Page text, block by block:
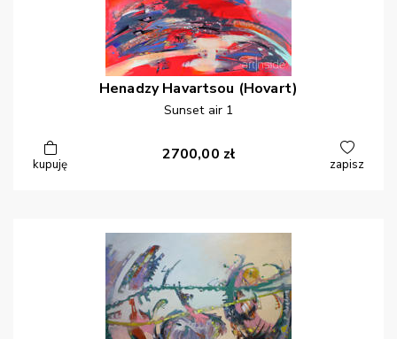
Henadzy Havartsou (Hovart)
Sunset air 1
kupuję
2700,00 zł
zapisz